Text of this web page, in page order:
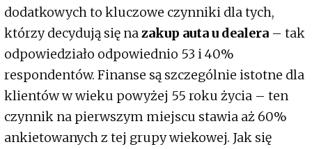
dodatkowych to kluczowe czynniki dla tych,
którzy decydują się na zakup auta u dealera – tak
odpowiedziało odpowiednio 53 i 40%
respondentów. Finanse są szczególnie istotne dla
klientów w wieku powyżej 55 roku życia – ten
czynnik na pierwszym miejscu stawia aż 60%
ankietowanych z tej grupy wiekowej. Jak się